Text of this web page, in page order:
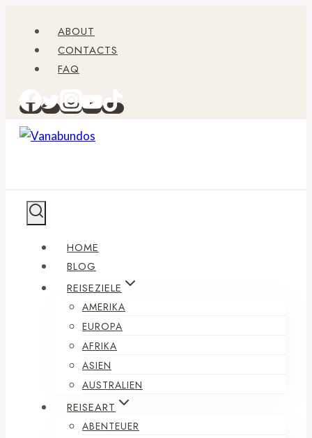
springen
ABOUT
CONTACTS
FAQ
HOME
BLOG
REISEZIELE
AMERIKA
EUROPA
AFRIKA
ASIEN
AUSTRALIEN
REISEART
ABENTEUER